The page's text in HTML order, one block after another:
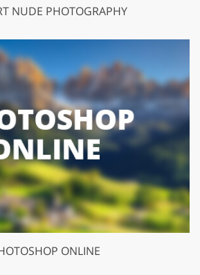
NUDE PHOTOGRAPHY
ONLINE